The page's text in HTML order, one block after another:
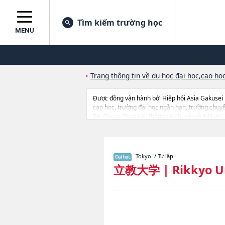
MENU
Tìm kiếm trường học
Trang thông tin về du học đại học,cao
Được đồng vận hành bởi Hiệp hội Asia Gakusei
cao học, trường đại học ngắn hạn, trường
Tại đây có đăng các thông tin chi tiết về
Intercultural Communication, Global Liberal
đến thi tuyển như số lượng tuyển sinh, số
Tokyo / Tư lập
立教大学 | Rikkyo